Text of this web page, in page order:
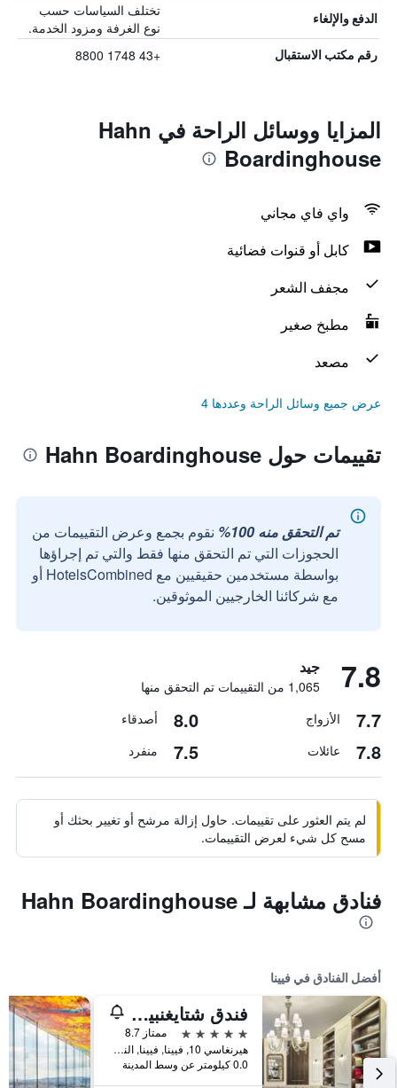
الدفع والإلغاء
تختلف السياسات حسب
نوع الغرفة ومزود الخدمة.
رقم مكتب الاستقبال +43 1748 8800
المزايا ووسائل الراحة في Hahn
Boardinghouse
واي فاي مجاني
كابل أو قنوات فضائية
مجفف الشعر
مطبخ صغير
مصعد
عرض جميع وسائل الراحة وعددها 4
تقييمات حول Hahn Boardinghouse
تم التحقق منه 100%
نقوم بجمع وعرض التقييمات من
الحجوزات التي تم التحقق منها فقط والتي تم إجراؤها
بواسطة مستخدمين حقيقيين مع HotelsCombined أو
مع شركائنا الخارجيين الموثوقين.
7.8 جيد
1,065 من التقييمات تم التحقق منها
7.7 الأزواج 8.0 أصدقاء
7.8 عائلات 7.5 منفرد
لم يتم العثور على تقييمات. حاول إزالة مرشح أو تغيير بحثك أو
مسح كل شيء لعرض التقييمات.
فنادق مشابهة لـ Hahn Boardinghouse
أفضل الفنادق في فيينا
فندق شتايغنبيرغر هيرنهوف
5 نجوم
ممتاز 8.7
هيرنغاسي 10, فيينا, فيينا, النمسا
0.0 كيلومتر عن وسط المدينة